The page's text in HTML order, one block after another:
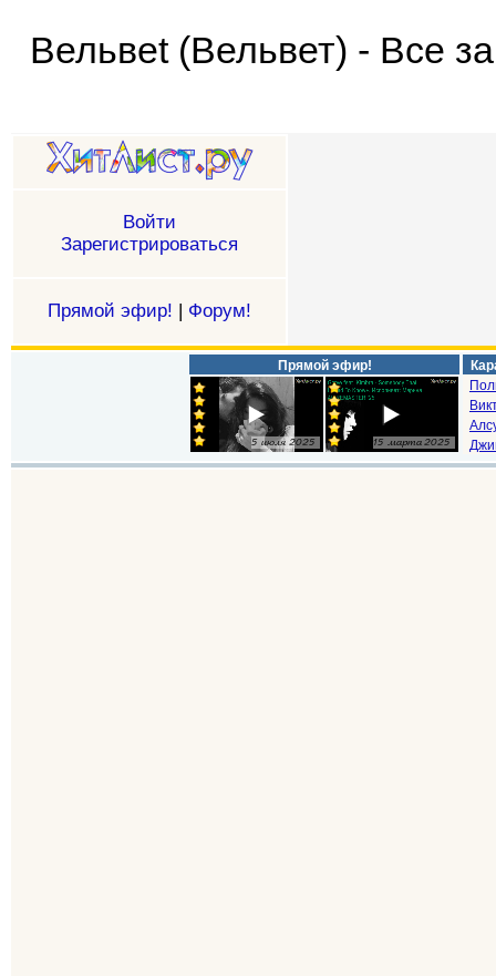
Вельвеt (Вельвет) - Все
Войти
Зарегистрироваться
Прямой эфир! | Форум!
Прямой эфир!